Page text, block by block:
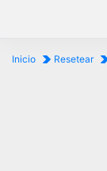
Inicio Resetear